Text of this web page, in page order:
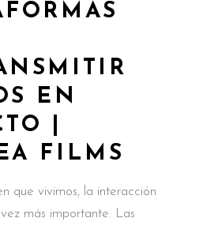
EN
|
FILMS
que vivimos, la interacción
más importante. Las